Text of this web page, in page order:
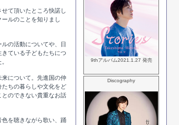
て頂いたところ快諾し
ルのことを知りまし
の活動についてや、日
ている子どもたちにつ
について。先進国の仲
ちの暮らしや文化をど
のできない貴重なお話
を聴きながら歌い、踊
9thアルバム2021.1.27 発売
Discography